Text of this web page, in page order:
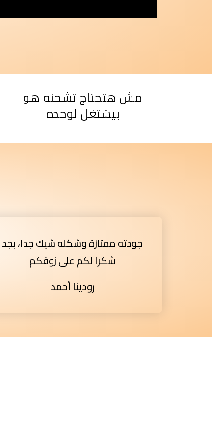
مش هتحتاج تشحنه هو
بيشتغل لوحده
جودته ممتازة وشكله شيك جداً، بجد
شكرا لكم على زوقكم
رودينا أحمد